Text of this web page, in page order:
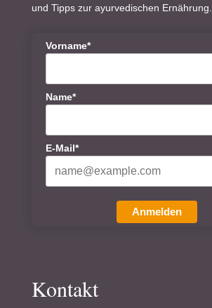
und Tipps zur ayurvedischen Ernährung.
Vorname*
Name*
E-Mail*
Anmelden
Kontakt